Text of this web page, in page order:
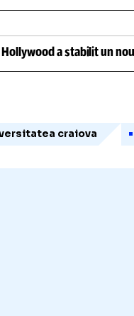
a stabilit un
craiova